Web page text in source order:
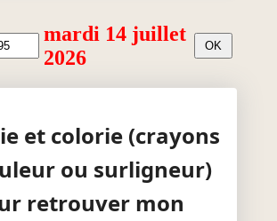
mardi 14 juillet
2026
et colorie (crayons
ou surligneur)
retrouver mon